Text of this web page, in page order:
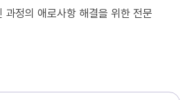
과정의 애로사항 해결을 위한 전문